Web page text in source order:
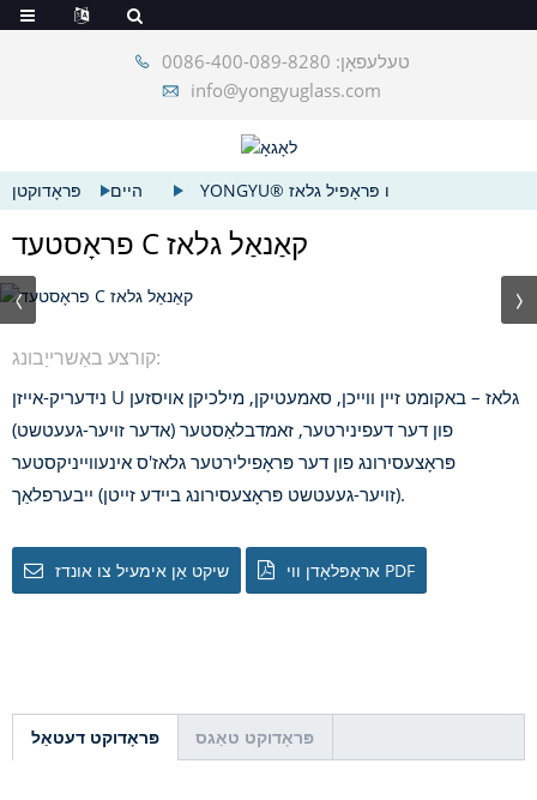
טעלעפאָן: 0086-400-089-8280
info@yongyuglass.com
היים פּראָדוקטן YONGYU® ו פּראָפיל גלאז
פראָסטעד C קאַנאַל גלאז
קורצע באַשרייַבונג:
נידעריק-אייזן U גלאז – באקומט זיין ווייכן, סאמעטיקן, מילכיקן אויסזען
פון דער דעפינירטער, זאמדבלאַסטער (אדער זויער-געעטשט)
פּראָצעסירונג פון דער פּראָפילירטער גלאז'ס אינעווייניקסטער
(זויער-געעטשט פּראָצעסירונג ביידע זייטן) ייבערפלאַך.
שיקט אַן אימעיל צו אונדז אראָפּלאָדן ווי PDF
פּראָדוקט דעטאַל פּראָדוקט טאַגס